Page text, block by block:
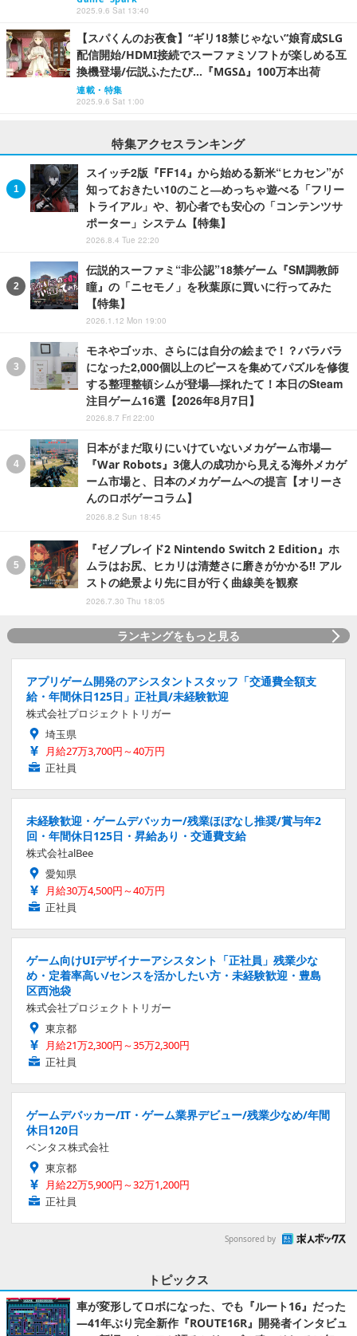
2025.9.6 Sat 13:40
【スパくんのお夜食】“ギリ18禁じゃない”娘育成SLG
配信開始/HDMI接続でスーファミソフトが楽しめる互
換機登場/伝説ふたたび…『MGSΔ』100万本出荷
連載・特集
2025.9.6 Sat 1:00
特集アクセスランキング
スイッチ2版『FF14』から始める新米“ヒカセン”が
知っておきたい10のこと―めっちゃ遊べる「フリー
トライアル」や、初心者でも安心の「コンテンツサ
ポーター」システム【特集】
2026.8.4 Tue 22:20
伝説的スーファミ“非公認”18禁ゲーム『SM調教師
瞳』の「ニセモノ」を秋葉原に買いに行ってみた
【特集】
2026.1.12 Mon 19:00
モネやゴッホ、さらには自分の絵まで！？バラバラ
になった2,000個以上のピースを集めてパズルを修復
する整理整頓シムが登場―採れたて！本日のSteam
注目ゲーム16選【2026年8月7日】
2026.8.7 Fri 22:00
日本がまだ取りにいけていないメカゲーム市場―
『War Robots』3億人の成功から見える海外メカゲ
ーム市場と、日本のメカゲームへの提言【オリーさ
んのロボゲーコラム】
2026.8.2 Sun 18:45
『ゼノブレイド2 Nintendo Switch 2 Edition』ホ
ムラはお尻、ヒカリは清楚さに磨きがかかる!! アル
ストの絶景より先に目が行く曲線美を観察
2026.7.30 Thu 18:05
ランキングをもっと見る
アプリゲーム開発のアシスタントスタッフ「交通費全額支
給・年間休日125日」正社員/未経験歓迎
株式会社プロジェクトトリガー
埼玉県
月給27万3,700円～40万円
正社員
未経験歓迎・ゲームデバッカー/残業ほぼなし推奨/賞与年2
回・年間休日125日・昇給あり・交通費支給
株式会社alBee
愛知県
月給30万4,500円～40万円
正社員
ゲーム向けUIデザイナーアシスタント「正社員」残業少な
め・定着率高い/センスを活かしたい方・未経験歓迎・豊島
区西池袋
株式会社プロジェクトトリガー
東京都
月給21万2,300円～35万2,300円
正社員
ゲームデバッカー/IT・ゲーム業界デビュー/残業少なめ/年間
休日120日
ベンタス株式会社
東京都
月給22万5,900円～32万1,200円
正社員
Sponsored by
トピックス
車が変形してロボになった、でも『ルート16』だった
―41年ぶり完全新作『ROUTE16R』開発者インタビュ